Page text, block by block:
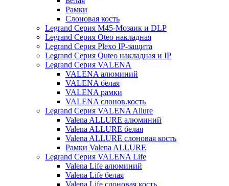
Рамки
Слоновая кость
Legrand Серия M45-Мозаик и DLP
Legrand Серия Oteo накладная
Legrand Серия Plexo IP-защита
Legrand Серия Quteo накладная и IP
Legrand Серия VALENA
VALENA алюминий
VALENA белая
VALENA рамки
VALENA слонов.кость
Legrand Серия VALENA Allure
Valena ALLURE алюминий
Valena ALLURE белая
Valena ALLURE слоновая кость
Рамки Valena ALLURE
Legrand Серия VALENA Life
Valena Life алюминий
Valena Life белая
Valena Life слоновая кость